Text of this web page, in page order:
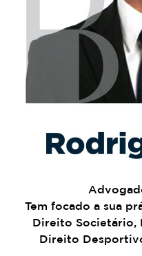
Tem focado a sua
Direito Societário,
Direito